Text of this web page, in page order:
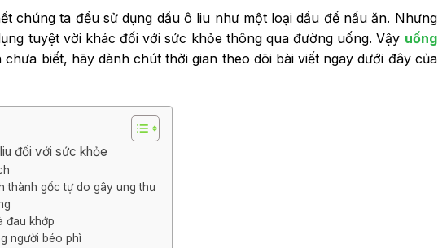
chúng ta đều sử dụng dầu ô liu như một loại dầu để nấu ăn. Nhưng
tuyệt vời khác đối với sức khỏe thông qua đường uống. Vậy uống
chưa biết, hãy dành chút thời gian theo dõi bài viết ngay dưới đây của
đối với sức khỏe
thành gốc tự do gây ung thư
đau khớp
người béo phì